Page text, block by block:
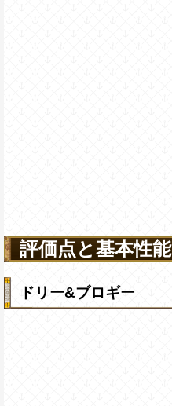
評価点と基本性能
ドリー&ブロギー